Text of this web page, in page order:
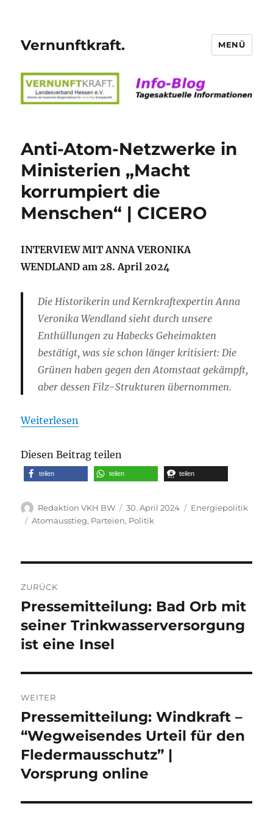
Vernunftkraft. MENÜ
Anti-Atom-Netzwerke in
Ministerien „Macht
korrumpiert die
Menschen“ | CICERO
INTERVIEW MIT ANNA VERONIKA
WENDLAND am 28. April 2024
Die Historikerin und Kernkraftexpertin Anna
Veronika Wendland sieht durch unsere
Enthüllungen zu Habecks Geheimakten
bestätigt, was sie schon länger kritisiert: Die
Grünen haben gegen den Atomstaat gekämpft,
aber dessen Filz-Strukturen übernommen.
Weiterlesen
Diesen Beitrag teilen
teilen teilen teilen
Autor
Redaktion VKH BW
Veröffentlicht
am
30. April 2024 Kategorien
Energiepolitik
Schlagwörter
Atomausstieg, Parteien, Politik
ZURÜCK
Vorheriger
Beitrag:
Pressemitteilung: Bad Orb mit
seiner Trinkwasserversorgung
ist eine Insel
WEITER
Nächster
Beitrag:
Pressemitteilung: Windkraft –
“Wegweisendes Urteil für den
Fledermausschutz” |
Vorsprung online